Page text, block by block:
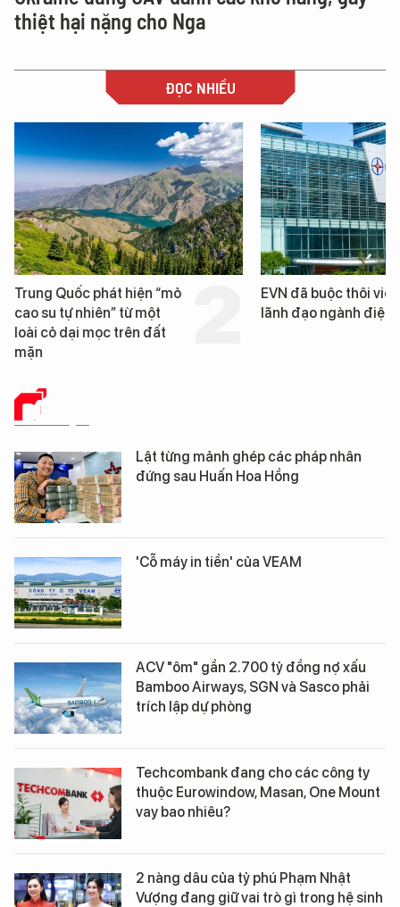
thiệt hại nặng cho Nga
ĐỌC NHIỀU
EVN đã buộc thôi việc 3
lãnh đạo ngành điện
Loạt dự án bất động
Đà Nẵng sắp bị kiểm
DỮ LIỆU
Lật từng mảnh ghép các pháp nhân
đứng sau Huấn Hoa Hồng
'Cỗ máy in tiền' của VEAM
ACV "ôm" gần 2.700 tỷ đồng nợ xấu
Bamboo Airways, SGN và Sasco phải
trích lập dự phòng
Techcombank đang cho các công ty
thuộc Eurowindow, Masan, One Mount
vay bao nhiêu?
2 nàng dâu của tỷ phú Phạm Nhật
Vượng đang giữ vai trò gì trong hệ sinh